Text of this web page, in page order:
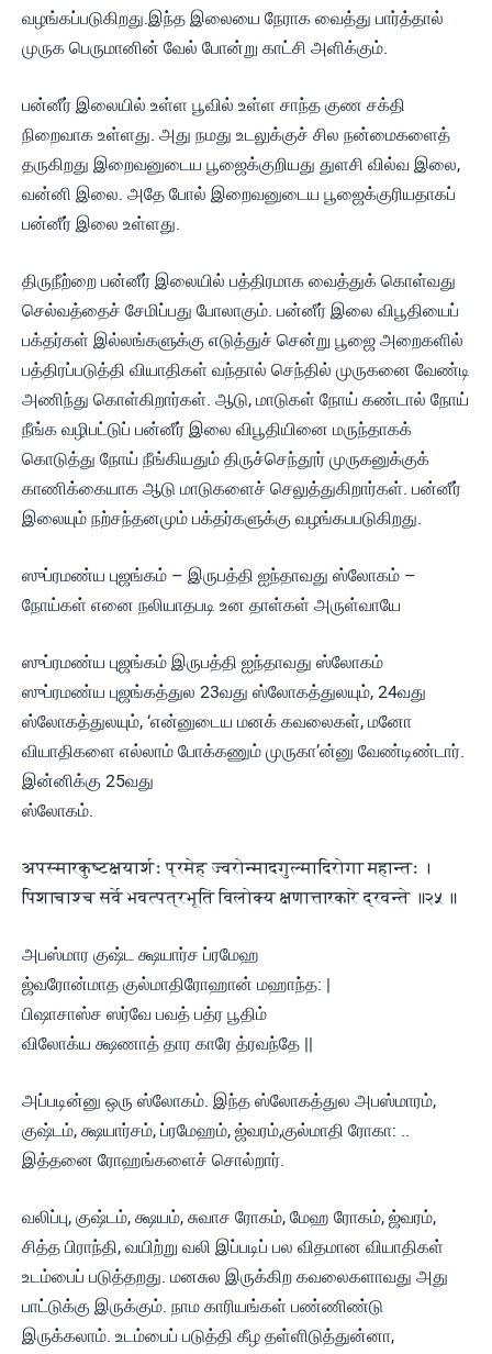
வழங்கப்படுகிறது.இந்த இலையை நேராக வைத்து பார்த்தால்
முருக பெருமானின் வேல் போன்று காட்சி அளிக்கும்.
பன்னீர் இலையில் உள்ள பூவில் உள்ள சாந்த குண சக்தி
நிறைவாக உள்ளது. அது நமது உடலுக்குச் சில நன்மைகளைத்
தருகிறது இறைவனுடைய பூஜைக்குறியது துளசி வில்வ இலை,
வன்னி இலை. அதே போல் இறைவனுடைய பூஜைக்குரியதாகப்
பன்னீர் இலை உள்ளது.
திருநீற்றை பன்னீர் இலையில் பத்திரமாக வைத்துக் கொள்வது
செல்வத்தைச் சேமிப்பது போலாகும். பன்னீர் இலை விபூதியைப்
பக்தர்கள் இல்லங்களுக்கு எடுத்துச் சென்று பூஜை அறைகளில்
பத்திரப்படுத்தி வியாதிகள் வந்தால் செந்தில் முருகனை வேண்டி
அணிந்து கொள்கிறார்கள். ஆடு, மாடுகள் நோய் கண்டால் நோய்
நீங்க வழிபட்டுப் பன்னீர் இலை விபூதியினை மருந்தாகக்
கொடுத்து நோய் நீங்கியதும் திருச்செந்தூர் முருகனுக்குக்
காணிக்கையாக ஆடு மாடுகளைச் செலுத்துகிறார்கள். பன்னீர்
இலையும் நற்சந்தனமும் பக்தர்களுக்கு வழங்கபபடுகிறது.
ஸுப்ரமண்ய புஜங்கம் – இருபத்தி ஐந்தாவது ஸ்லோகம் –
நோய்கள் எனை நலியாதபடி உன தாள்கள் அருள்வாயே
ஸுப்ரமண்ய புஜங்கம் இருபத்தி ஐந்தாவது ஸ்லோகம்
ஸுப்ரமண்ய புஜங்கத்துல 23வது ஸ்லோகத்துலயும், 24வது
ஸ்லோகத்துலயும், ‘என்னுடைய மனக் கவலைகள், மனோ
வியாதிகளை எல்லாம் போக்கணும் முருகா’ன்னு வேண்டிண்டார்.
இன்னிக்கு 25வது
ஸ்லோகம்.
अपस्मारकुष्टक्षयार्शः प्रमेह ज्वरोन्मादगुल्मादिरोगा महान्तः ।
पिशाचाश्च सर्वे भवत्पत्रभूतिं विलोक्य क्षणात्तारकारे द्रवन्ते ॥२५॥
அபஸ்மார குஷ்ட க்ஷயார்ச ப்ரமேஹ
ஜ்வரோன்மாத குல்மாதிரோஹான் மஹாந்த: |
பிஷாசாஸ்ச ஸர்வே பவத் பத்ர பூதிம்
விலோக்ய க்ஷணாத் தார காரே த்ரவந்தே ||
அப்படின்னு ஒரு ஸ்லோகம். இந்த ஸ்லோகத்துல அபஸ்மாரம்,
குஷ்டம், க்ஷயார்சம், ப்ரமேஹம், ஜ்வரம்,குல்மாதி ரோகா: ..
இத்தனை ரோஹங்களைச் சொல்றார்.
வலிப்பு, குஷ்டம், க்ஷயம், சுவாச ரோகம், மேஹ ரோகம், ஜ்வரம்,
சித்த பிராந்தி, வயிற்று வலி இப்படிப் பல விதமான வியாதிகள்
உடம்பைப் படுத்தறது. மனசுல இருக்கிற கவலைகளாவது அது
பாட்டுக்கு இருக்கும். நாம காரியங்கள் பண்ணிண்டு
இருக்கலாம். உடம்பைப் படுத்தி கீழ தள்ளிடுத்துன்னா,